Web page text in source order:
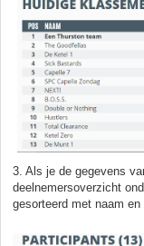
3. Als je de gegevens
deelnemersoverzicht
gesorteerd met naam en